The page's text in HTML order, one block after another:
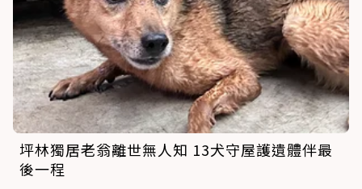
坪林獨居老翁離世無人知 13犬守屋護遺體伴最
後一程